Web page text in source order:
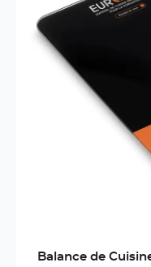
Balance de